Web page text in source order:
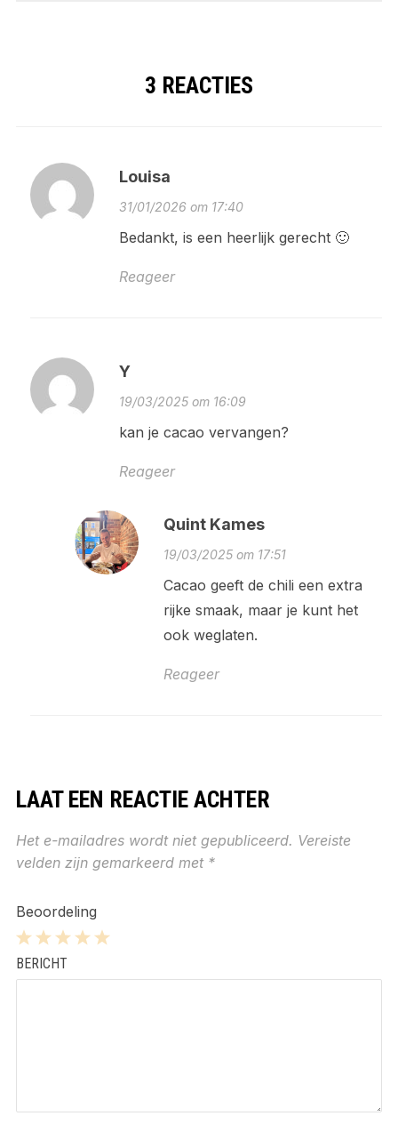
3 REACTIES
Louisa
31/01/2026 om 17:40
Bedankt, is een heerlijk gerecht 🙂
Reageer
Y
19/03/2025 om 16:09
kan je cacao vervangen?
Reageer
Quint Kames
19/03/2025 om 17:51
Cacao geeft de chili een extra
rijke smaak, maar je kunt het
ook weglaten.
Reageer
LAAT EEN REACTIE ACHTER
Het e-mailadres wordt niet gepubliceerd. Vereiste
velden zijn gemarkeerd met *
Beoordeling
3
2
1
BERICHT